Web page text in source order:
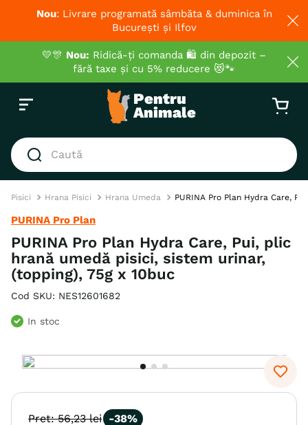
Nou: Livrare programată sâmbăta & duminica în
București și Ilfov
💛🎊 Nou: Ridică-ți comanda 🛍️ din depozit –
fără taxe și cu 5% reducere 😻🐾
Caută
3. hrana uscata pisici
4. recompense
6.
hrana uscata câini
7. hypoallergenic
Pisici Hrana Pisici Hrana Umeda PURINA Pro Plan Hydra Care,
PURINA Pro Plan
PURINA Pro Plan Hydra Care, Pui, plic
hrană umedă pisici, sistem urinar,
(topping), 75g x 10buc
Cod SKU: NES12601682
In stoc
Pret:56,23 lei -38%